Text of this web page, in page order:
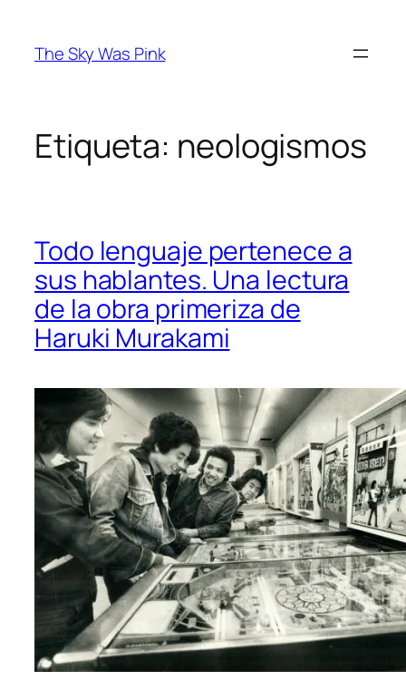
contenido
The Sky Was Pink
Etiqueta: neologismos
Todo lenguaje pertenece a
sus hablantes. Una lectura
de la obra primeriza de
Haruki Murakami